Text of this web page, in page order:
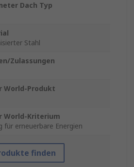
Dach Typ
Stahl
Zulassungen
World-Produkt
World-Kriterium
für erneuerbare Energien
finden